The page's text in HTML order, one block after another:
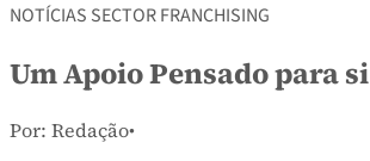
NOTÍCIAS SECTOR FRANCHISING
Um Apoio Pensado para si
Por: Redação•